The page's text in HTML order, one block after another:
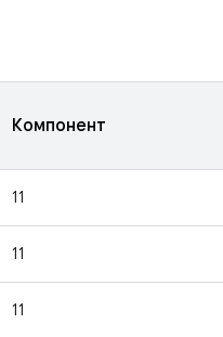
Компонент
11
11
11